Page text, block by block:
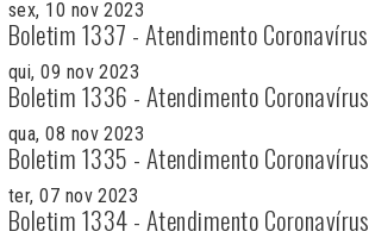
sex, 10 nov 2023
Boletim 1337 - Atendimento Coronavírus
qui, 09 nov 2023
Boletim 1336 - Atendimento Coronavírus
qua, 08 nov 2023
Boletim 1335 - Atendimento Coronavírus
ter, 07 nov 2023
Boletim 1334 - Atendimento Coronavírus